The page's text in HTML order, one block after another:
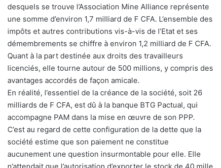
desquels se trouve l’Association Mine Alliance représente
une somme d’environ 1,7 milliard de F CFA. L’ensemble des
impôts et autres contributions vis-à-vis de l’Etat et ses
démembrements se chiffre à environ 1,2 milliard de F CFA.
Quant à la part destinée aux droits des travailleurs
licenciés, elle tourne autour de 500 millions, y compris des
avantages accordés de façon amicale.
En réalité, l’essentiel de la créance de la société, soit 26
milliards de F CFA, est dû à la banque BTG Pactual, qui
accompagne PAM dans la mise en œuvre de son PPP.
C’est au regard de cette configuration de la dette que la
société estime que son paiement ne constitue
aucunement une question insurmontable pour elle. Elle